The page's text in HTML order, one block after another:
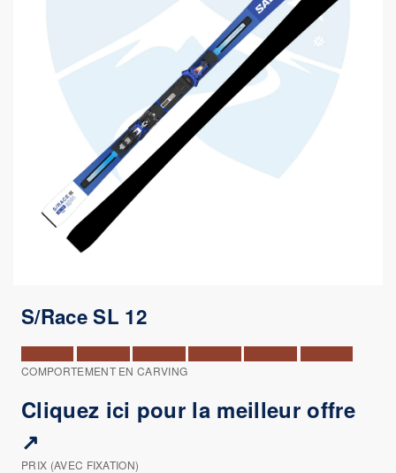
S/Race SL 12
COMPORTEMENT EN CARVING
Cliquez ici pour la meilleur offre
↗
PRIX (AVEC FIXATION)